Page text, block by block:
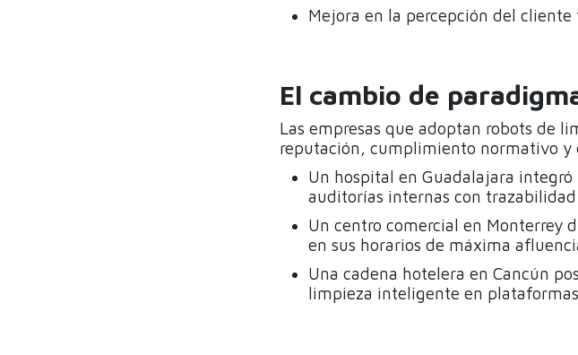
Mejora en la percepción del
El cambio de
Las empresas que adoptan robots de
reputación, cumplimiento normativo y
Un hospital en Guadalajara
auditorías internas con
Un centro comercial en Monterrey
en sus horarios de máxima
Una cadena hotelera en Cancún
limpieza inteligente en